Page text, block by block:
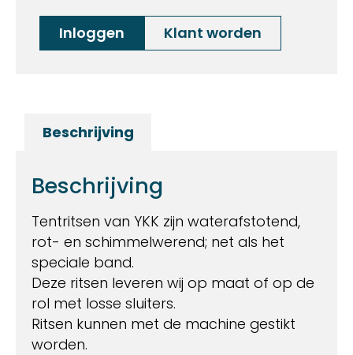
Inloggen
Klant worden
Beschrijving
Beschrijving
Tentritsen van YKK zijn waterafstotend,
rot- en schimmelwerend; net als het
speciale band.
Deze ritsen leveren wij op maat of op de
rol met losse sluiters.
Ritsen kunnen met de machine gestikt
worden.